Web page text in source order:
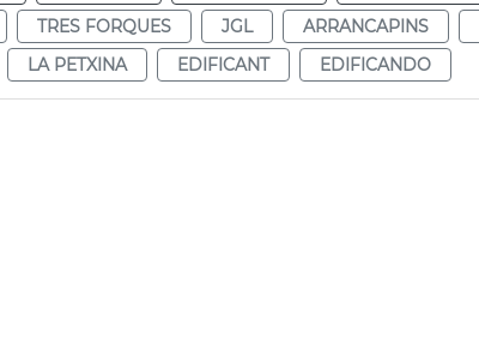
TRES FORQUES JGL ARRANCAPINS
LA PETXINA EDIFICANT EDIFICANDO